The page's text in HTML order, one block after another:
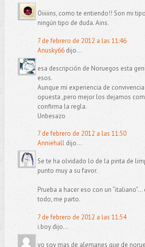
Oiiiiins, como te entiendo!! Son mi
ningún tipo de duda. Ains.
7 de febrero de 2012 a las 11:46
Anusky66dijo...
esa descripción de Noruegos esta
esos.
Aunque mi experiencia de
opuesta ,pero mejor los dejamos
confirma la regla.
Unbesazo
7 de febrero de 2012 a las 11:50
Anniehalldijo...
Se te ha olvidado lo de la pinta de
punto muy a su favor.
Prueba a hacer eso con un
todo, me parto.
7 de febrero de 2012 a las 11:54
i.boy dijo...
yo soy mas de alemanes que de